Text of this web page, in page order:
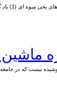
یاد گرفتیم که برای تهیه این یخ های زیبا
نیست که در جامعه